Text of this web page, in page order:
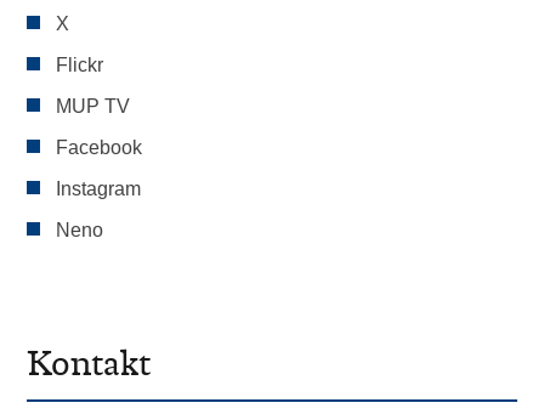
X
Flickr
MUP TV
Facebook
Instagram
Neno
Kontakt